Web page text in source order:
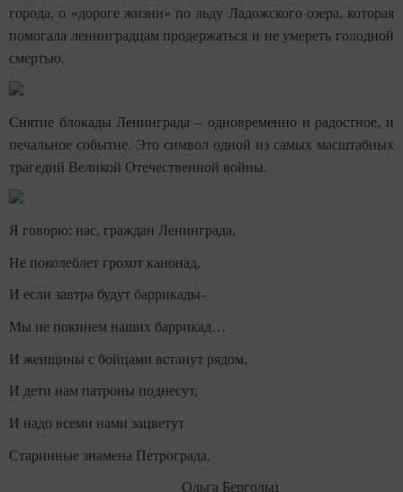
города, о «дороге жизни» по льду Ладожского озера, которая
помогала ленинградцам продержаться и не умереть голодной
смертью.
Снятие блокады Ленинграда – одновременно и радостное, и
печальное событие. Это символ одной из самых масштабных
трагедий Великой Отечественной войны.
Я говорю: нас, граждан Ленинграда,
Не поколеблет грохот канонад,
И если завтра будут баррикады-
Мы не покинем наших баррикад…
И женщины с бойцами встанут рядом,
И дети нам патроны поднесут,
И надо всеми нами зацветут
Старинные знамена Петрограда.
Ольга Бергольц